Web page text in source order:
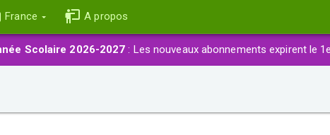
France A propos
Scolaire 2026-2027 : Les nouveaux abonnements expirent le